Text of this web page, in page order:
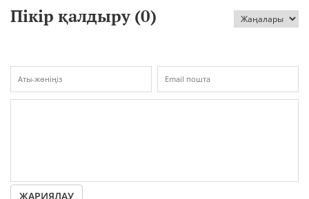
Пікір қалдыру (0)
ЖАРИЯЛАУ